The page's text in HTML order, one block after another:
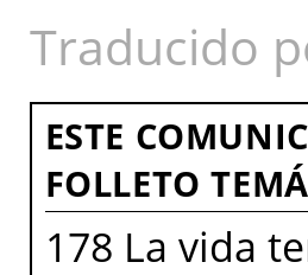
Traducido
ESTE
FOLLETO
178 La vida